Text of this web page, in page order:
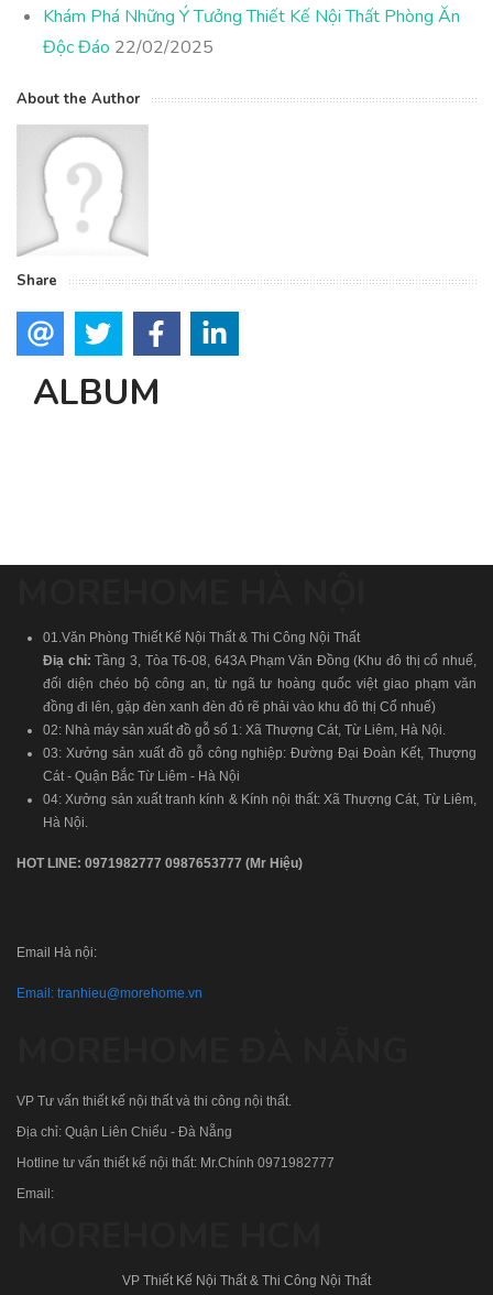
Khám Phá Những Ý Tưởng Thiết Kế Nội Thất Phòng Ăn
Độc Đáo 22/02/2025
About the Author
Share
ALBUM
01.Văn Phòng Thiết Kế Nội Thất & Thi Công Nội Thất
Điạ chỉ: Tầng 3, Tòa T6-08, 643A Phạm Văn Đồng (Khu đô thị cổ nhuế,
đối diện chéo bộ công an, từ ngã tư hoàng quốc việt giao phạm văn
đồng đi lên, gặp đèn xanh đèn đỏ rẽ phải vào khu đô thị Cổ nhuế)
02: Nhà máy sản xuất đồ gỗ số 1: Xã Thượng Cát, Từ Liêm, Hà Nội.
03: Xưởng sản xuất đồ gỗ công nghiệp: Đường Đại Đoàn Kết, Thượng
Cát - Quận Bắc Từ Liêm - Hà Nội
04: Xưởng sản xuất tranh kính & Kính nội thất: Xã Thượng Cát, Từ Liêm,
Hà Nội.
HOT LINE: 0971982777 0987653777 (Mr Hiệu)
Email Hà nội:
Email: tranhieu@morehome.vn
VP Tư vấn thiết kế nội thất và thi công nội thất.
Địa chỉ: Quận Liên Chiểu - Đà Nẵng
Hotline tư vấn thiết kế nội thất: Mr.Chính 0971982777
Email:
VP Thiết Kế Nội Thất & Thi Công Nội Thất